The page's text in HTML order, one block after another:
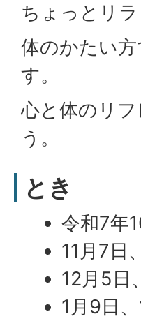
ちょっとリ
体のかたい
す。
心と体のリ
う。
とき
令和7年
11月7日
12月5日
1月9日